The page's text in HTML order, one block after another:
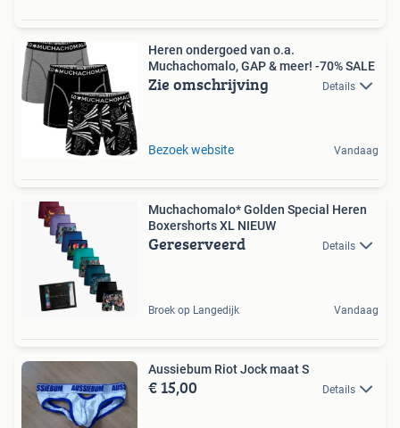
Heren ondergoed van o.a.
Muchachomalo, GAP & meer! -70% SALE
Zie omschrijving Details
Bezoek website Vandaag
Muchachomalo* Golden Special Heren
Boxershorts XL NIEUW
Gereserveerd Details
Broek op Langedijk Vandaag
Aussiebum Riot Jock maat S
€ 15,00 Details